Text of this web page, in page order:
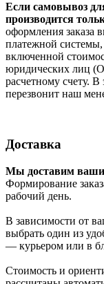
Если самовывоз
производится
оформления заказа
платежной системы,
включенной
юридических лиц
расчетному счету. В
перезвонит наш
Доставка
Мы доставим ваши
Формирование
рабочий день.
В зависимости от
выбрать один из
— курьером или в
Стоимость и